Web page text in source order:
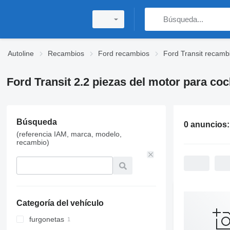
Autoline Recambios Ford recambios Ford Transit
Ford Transit 2.2 piezas del motor para
Búsqueda
(referencia IAM, marca, modelo,
recambio)
Categoría del vehículo
furgonetas
0 anuncios: